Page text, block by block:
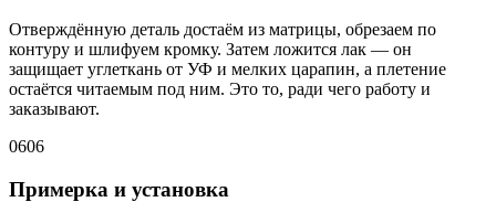
Отверждённую деталь достаём из матрицы, обрезаем по
контуру и шлифуем кромку. Затем ложится лак — он
защищает углеткань от УФ и мелких царапин, а плетение
остаётся читаемым под ним. Это то, ради чего работу и
заказывают.
0606
Примерка и установка